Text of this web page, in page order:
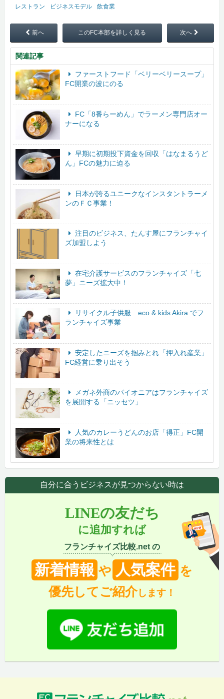
レストラン ビジネスモデル 飲食業
前へ このFC本部を詳しく見る 次へ
関連記事
ファーストフード「ベリーベリースープ」
FC開業の波にのる
FC「8番らーめん」でラーメン専門店オー
ナーになる
早期に初期投下資金を回収「はなまるうど
ん」FCの魅力に迫る
日本が誇るユニークなインスタントラーメ
ンのＦＣ事業！
注目のビジネス、たんす屋にフランチャイ
ズ加盟しよう
在宅介護サービスのフランチャイズ「七
夢」ニーズ拡大中！
リサイクル子供服 eco & kids Akira でフ
ランチャイズ事業
安定したニーズを掴みとれ「押入れ産業」
FC経営に乗り出そう
メガネ外商のパイオニアはフランチャイズ
を展開する「ニッセツ」
人気のカレーうどんのお店「得正」FC開
業の将来性とは
自分に合うビジネスが見つからない時は
LINEの友だち
に追加すれば
フランチャイズ比較.net の
新着情報 や 人気案件 を
優先してご紹介します！